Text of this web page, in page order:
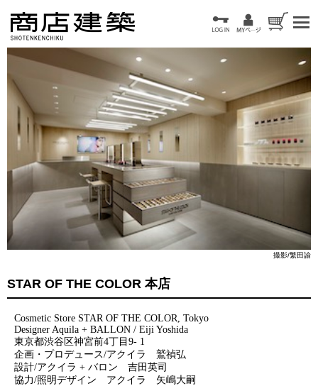
撮影/繁田諭
STAR OF THE COLOR 本店
Cosmetic Store STAR OF THE COLOR, Tokyo
Designer Aquila + BALLON / Eiji Yoshida
東京都渋谷区神宮前4丁目9- 1
企画・プロデュース/アクイラ 鷲禎弘
設計/アクイラ + バロン 吉田英司
協力/照明デザイン アクイラ 矢嶋大嗣